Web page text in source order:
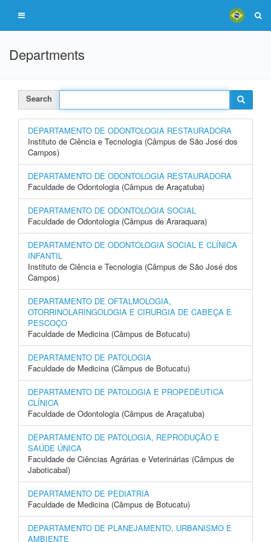
Departments
Search
DEPARTAMENTO DE ODONTOLOGIA RESTAURADORA
Instituto de Ciência e Tecnologia (Câmpus de São José dos
Campos)
DEPARTAMENTO DE ODONTOLOGIA RESTAURADORA
Faculdade de Odontologia (Câmpus de Araçatuba)
DEPARTAMENTO DE ODONTOLOGIA SOCIAL
Faculdade de Odontologia (Câmpus de Araraquara)
DEPARTAMENTO DE ODONTOLOGIA SOCIAL E CLÍNICA
INFANTIL
Instituto de Ciência e Tecnologia (Câmpus de São José dos
Campos)
DEPARTAMENTO DE OFTALMOLOGIA,
OTORRINOLARINGOLOGIA E CIRURGIA DE CABEÇA E
PESCOÇO
Faculdade de Medicina (Câmpus de Botucatu)
DEPARTAMENTO DE PATOLOGIA
Faculdade de Medicina (Câmpus de Botucatu)
DEPARTAMENTO DE PATOLOGIA E PROPEDÊUTICA
CLÍNICA
Faculdade de Odontologia (Câmpus de Araçatuba)
DEPARTAMENTO DE PATOLOGIA, REPRODUÇÃO E
SAÚDE ÚNICA
Faculdade de Ciências Agrárias e Veterinárias (Câmpus de
Jaboticabal)
DEPARTAMENTO DE PEDIATRIA
Faculdade de Medicina (Câmpus de Botucatu)
DEPARTAMENTO DE PLANEJAMENTO, URBANISMO E
AMBIENTE